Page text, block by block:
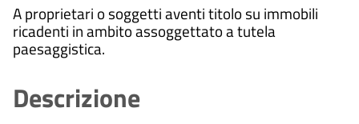
A proprietari o soggetti aventi titolo su immobili
ricadenti in ambito assoggettato a tutela
paesaggistica.
Descrizione